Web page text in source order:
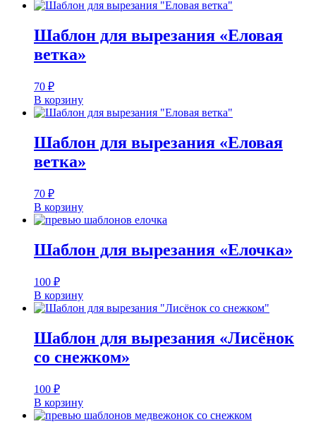
Шаблон для вырезания «Еловая
ветка»
70 ₽
В корзину
Шаблон для вырезания «Еловая
ветка»
70 ₽
В корзину
Шаблон для вырезания «Елочка»
100 ₽
В корзину
Шаблон для вырезания «Лисёнок
со снежком»
100 ₽
В корзину